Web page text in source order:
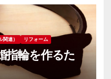
連） リフォーム
指輪を作るた